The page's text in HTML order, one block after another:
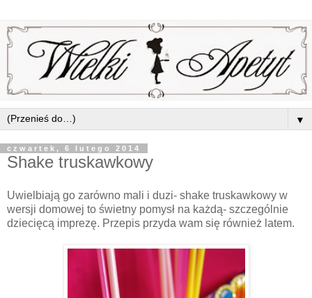
▼
czwartek, 6 lutego 2014
Shake truskawkowy
Uwielbiają go zarówno mali i duzi- shake truskawkowy w
wersji domowej to świetny pomysł na każdą- szczególnie
dziecięcą imprezę. Przepis przyda wam się również latem.